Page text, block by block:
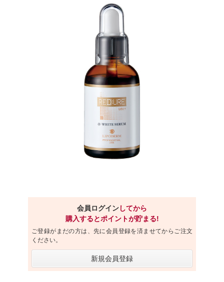
会員ログインしてから
購入するとポイントが貯まる!
ご登録がまだの方は、先に会員登録を済ませてからご注文
ください。
新規会員登録